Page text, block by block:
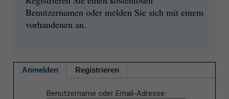
Benutzernamen oder melden Sie sich mit einem
vorhandenen an.
Anmelden Registrieren
Benutzername oder Email-Adresse